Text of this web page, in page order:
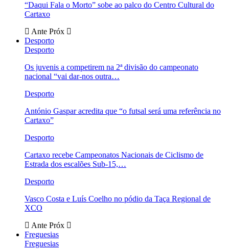
“Daqui Fala o Morto” sobe ao palco do Centro Cultural do
Cartaxo
Ante Próx
Desporto
Desporto
Os juvenis a competirem na 2ª divisão do campeonato
nacional “vai dar-nos outra…
Desporto
António Gaspar acredita que “o futsal será uma referência no
Cartaxo”
Desporto
Cartaxo recebe Campeonatos Nacionais de Ciclismo de
Estrada dos escalões Sub-15,…
Desporto
Vasco Costa e Luís Coelho no pódio da Taça Regional de
XCO
Ante Próx
Freguesias
Freguesias